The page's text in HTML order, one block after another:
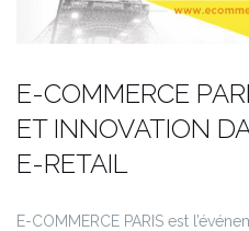
E-COMMERCE
ET INNOVATION
E-RETAIL
E-COMMERCE PARIS est